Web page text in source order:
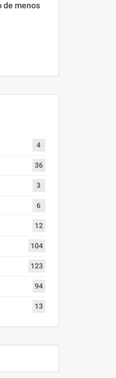
de menos
4
36
3
6
12
104
123
94
13